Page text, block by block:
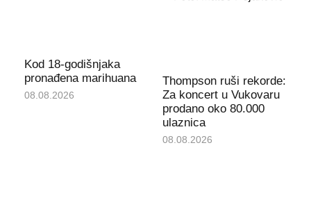
Kod 18-godišnjaka
pronađena marihuana
08.08.2026
Thompson ruši rekorde:
Za koncert u Vukovaru
prodano oko 80.000
ulaznica
08.08.2026